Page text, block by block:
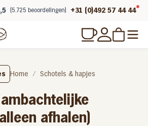
(5.725 beoordelingen) +31 (0)492 57 44 44
Home Schotels & hapjes
afhalen)